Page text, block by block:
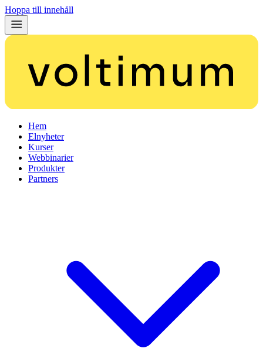
Hoppa till innehåll
Hem
Elnyheter
Kurser
Webbinarier
Produkter
Partners